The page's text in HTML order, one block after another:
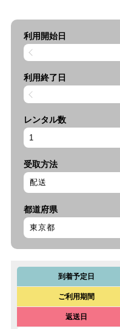
利用開始日
利用終了日
レンタル数
受取方法
都道府県
到着予定日
ご利用期間
返送日